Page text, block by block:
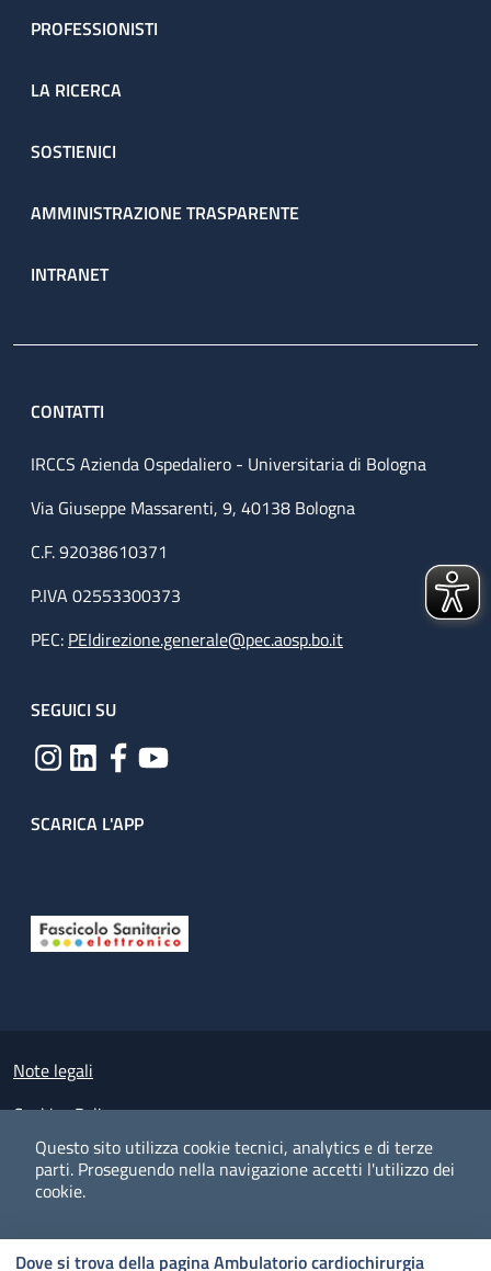
Questo sito utilizza cookie tecnici, analytics e di terze
parti. Proseguendo nella navigazione accetti l'utilizzo dei
cookie.
Dove si trova della pagina Ambulatorio cardiochirurgia
PROFESSIONISTI
LA RICERCA
SOSTIENICI
AMMINISTRAZIONE TRASPARENTE
INTRANET
CONTATTI
IRCCS Azienda Ospedaliero - Universitaria di Bologna
Via Giuseppe Massarenti, 9, 40138 Bologna
C.F. 92038610371
P.IVA 02553300373
PEC: PEIdirezione.generale@pec.aosp.bo.it
SEGUICI SU
SCARICA L'APP
Small prints
Note legali
Cookies Policy
Policy privacy e protezione del dato personale
Albo pretorio on-line
Dichiarazione di accessibilità